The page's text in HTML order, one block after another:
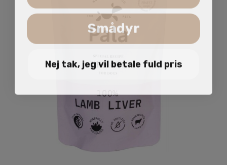
Smådyr
Nej tak, jeg vil betale fuld pris